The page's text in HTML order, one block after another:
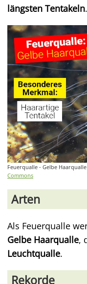
längsten Tentakeln.
Feuerqualle - Gelbe
Commons
Arten
Als Feuerqualle
Gelbe Haarqualle,
Leuchtqualle.
Rekorde